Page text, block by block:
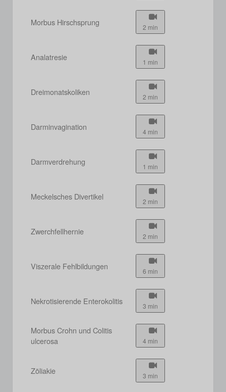
Morbus Hirschsprung 2 min
Analatresie 1 min
Dreimonatskoliken 2 min
Darminvagination 4 min
Darmverdrehung 1 min
Meckelsches Divertikel 2 min
Zwerchfellhernie 2 min
Viszerale Fehlbildungen 6 min
Nekrotisierende Enterokolitis 3 min
Morbus Crohn und Colitis
ulcerosa
4 min
Zöliakie 3 min